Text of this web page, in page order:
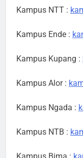
Kampus NTT :
Kampus Ende :
Kampus Kupang :
Kampus Alor :
Kampus Ngada :
Kampus NTB :